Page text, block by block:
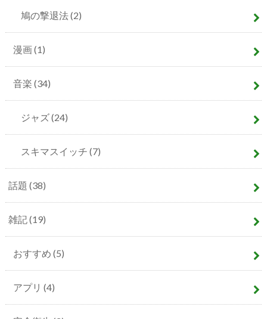
鳩の撃退法(2)
漫画(1)
音楽 (34)
ジャズ(24)
スキマスイッチ (7)
話題 (38)
雑記(19)
おすすめ (5)
アプリ (4)